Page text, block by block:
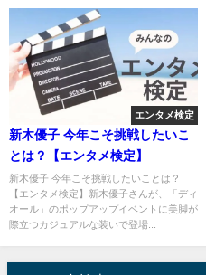
エンタメ検定
新木優子 今年こそ挑戦したいこ
とは？【エンタメ検定】
新木優子 今年こそ挑戦したいことは？
【エンタメ検定】新木優子さんが、「ディ
オール」のポップアップイベントに美脚が
際立つカジュアルな装いで登場...